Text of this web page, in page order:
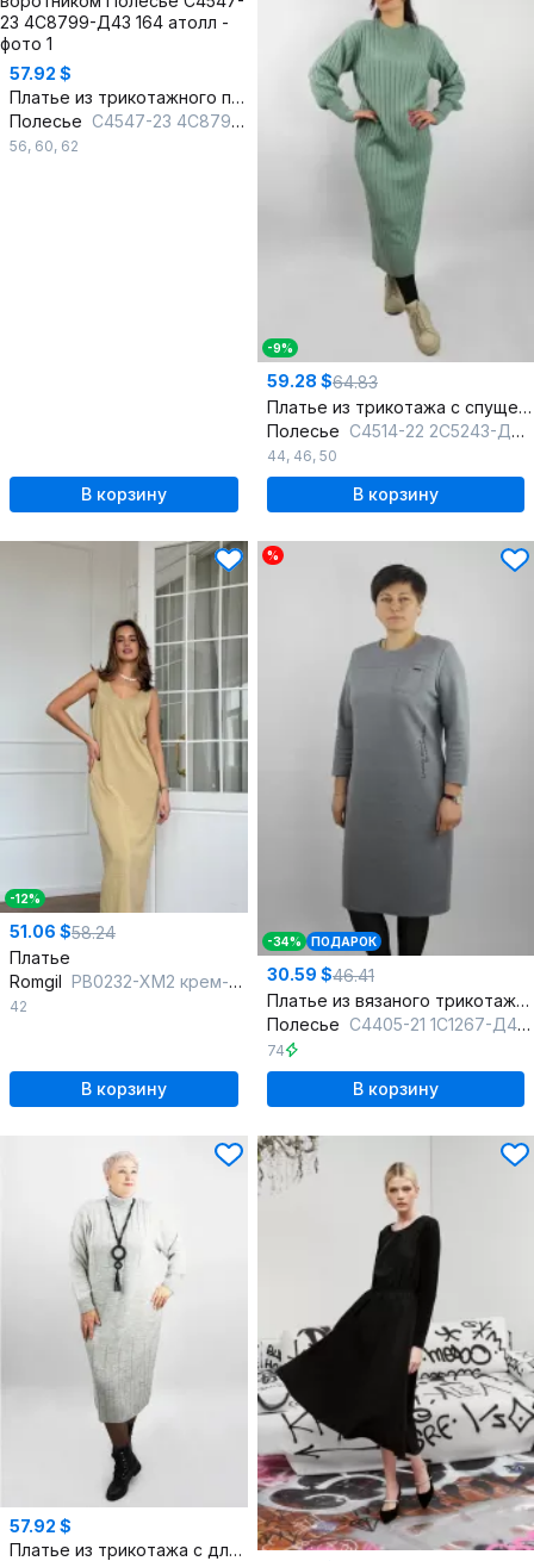
57.92 $
Платье из трикотажного полотна прямого фасона с воротником
Полесье С4547-23 4С8799-Д43 164 атолл
56, 60, 62
В корзину
-9%
59.28 $64.83
Платье из трикотажа с спущенной линией плеча и круглым вырезом
Полесье С4514-22 2С5243-Д43 164 прибой__16-5806
44, 46, 50
В корзину
-12%
51.06 $58.24
Платье
Romgil РВ0232-ХМ2 крем-брюле,золото
42
В корзину
%
-34% ПОДАРОК
30.59 $46.41
Платье из вязаного трикотажа с печатным узором и кокеткой
Полесье С4405-21 1С1267-Д43 170 св.серый_меланж
74
В корзину
57.92 $
Платье из трикотажа с длинным рукавом и воротником